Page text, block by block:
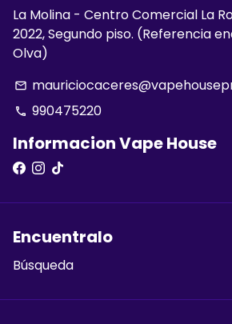
La Molina - Centro Comercial La
2022, Segundo piso. (Referencia
Olva)
email
phone 990475220
Informacion Vape House
Encuentralo
Búsqueda